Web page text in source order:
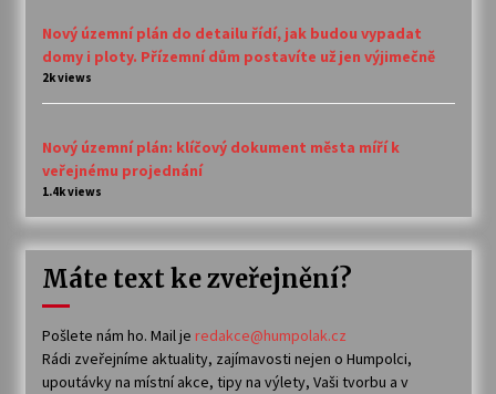
Nový územní plán do detailu řídí, jak budou vypadat
domy i ploty. Přízemní dům postavíte už jen výjimečně
2k views
Nový územní plán: klíčový dokument města míří k
veřejnému projednání
1.4k views
Máte text ke zveřejnění?
Pošlete nám ho. Mail je redakce@humpolak.cz
Rádi zveřejníme aktuality, zajímavosti nejen o Humpolci,
upoutávky na místní akce, tipy na výlety, Vaši tvorbu a v